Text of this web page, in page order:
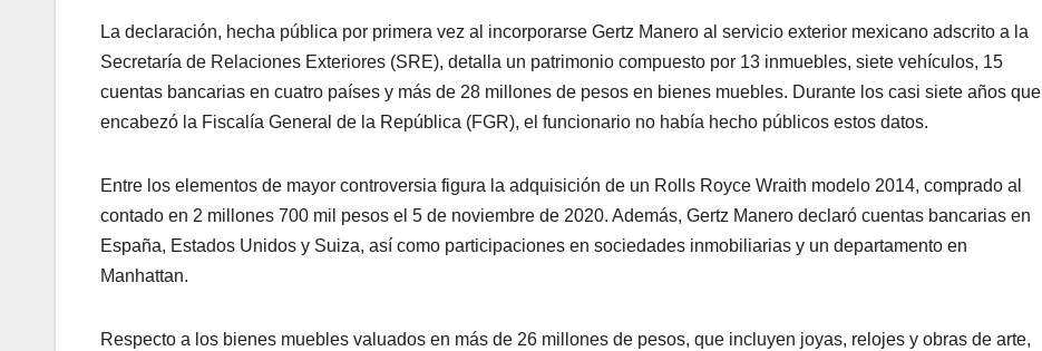
La declaración, hecha pública por primera vez al incorporarse Gertz Manero al servicio exterior mexicano adscrito a la
Secretaría de Relaciones Exteriores (SRE), detalla un patrimonio compuesto por 13 inmuebles, siete vehículos, 15
cuentas bancarias en cuatro países y más de 28 millones de pesos en bienes muebles. Durante los casi siete años que
encabezó la Fiscalía General de la República (FGR), el funcionario no había hecho públicos estos datos.
Entre los elementos de mayor controversia figura la adquisición de un Rolls Royce Wraith modelo 2014, comprado al
contado en 2 millones 700 mil pesos el 5 de noviembre de 2020. Además, Gertz Manero declaró cuentas bancarias en
España, Estados Unidos y Suiza, así como participaciones en sociedades inmobiliarias y un departamento en
Manhattan.
Respecto a los bienes muebles valuados en más de 26 millones de pesos, que incluyen joyas, relojes y obras de arte,